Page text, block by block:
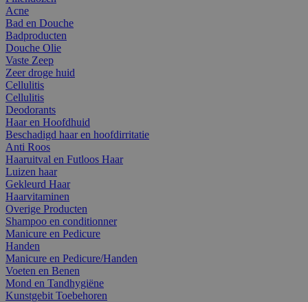
Acne
Bad en Douche
Badproducten
Douche Olie
Vaste Zeep
Zeer droge huid
Cellulitis
Cellulitis
Deodorants
Haar en Hoofdhuid
Beschadigd haar en hoofdirritatie
Anti Roos
Haaruitval en Futloos Haar
Luizen haar
Gekleurd Haar
Haarvitaminen
Overige Producten
Shampoo en conditionner
Manicure en Pedicure
Handen
Manicure en Pedicure/Handen
Voeten en Benen
Mond en Tandhygiëne
Kunstgebit Toebehoren